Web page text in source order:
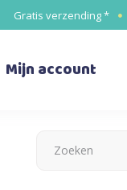
Gratis verzending *
Mijn account